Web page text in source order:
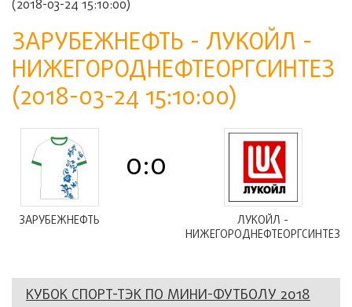
(2018-03-24 15:10:00)
ЗАРУБЕЖНЕФТЬ - ЛУКОЙЛ -
НИЖЕГОРОДНЕФТЕОРГСИНТЕЗ
(2018-03-24 15:10:00)
ЗАРУБЕЖНЕФТЬ
0:0
ЛУКОЙЛ -
НИЖЕГОРОДНЕФТЕОРГСИНТЕЗ
КУБОК СПОРТ-ТЭК ПО МИНИ-ФУТБОЛУ 2018